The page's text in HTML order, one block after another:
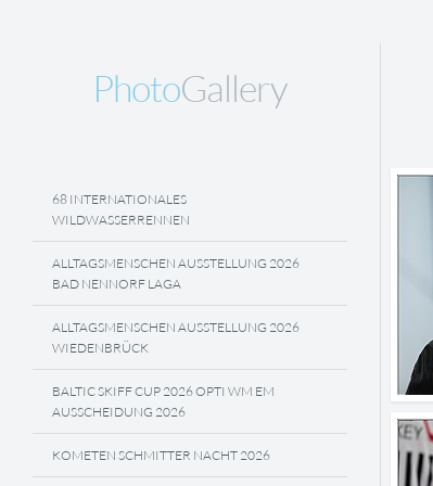
PhotoGallery
68 INTERNATIONALES
WILDWASSERRENNEN
ALLTAGSMENSCHEN AUSSTELLUNG 2026
BAD NENNORF LAGA
ALLTAGSMENSCHEN AUSSTELLUNG 2026
WIEDENBRÜCK
BALTIC SKIFF CUP 2026 OPTI WM EM
AUSSCHEIDUNG 2026
KOMETEN SCHMITTER NACHT 2026